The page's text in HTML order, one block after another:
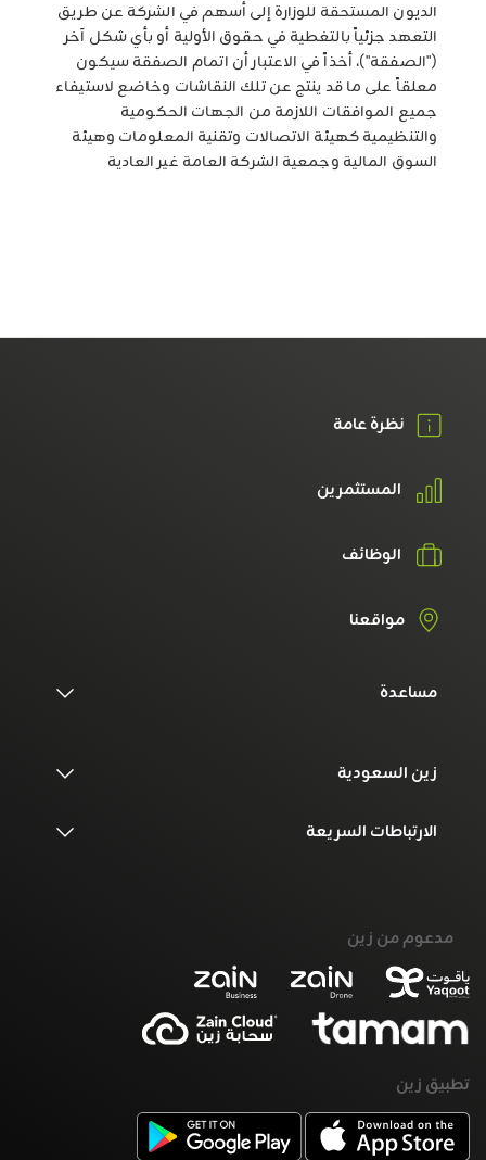
الديون المستحقة للوزارة إلى أسهم في الشركة عن طريق
التعهد جزئياً بالتغطية في حقوق الأولية أو بأي شكل آخر
("الصفقة")، أخذاً في الاعتبار أن اتمام الصفقة سيكون
معلقاً على ما قد ينتج عن تلك النقاشات وخاضع لاستيفاء
جميع الموافقات اللازمة من الجهات الحكومية
والتنظيمية كهيئة الاتصالات وتقنية المعلومات وهيئة
السوق المالية وجمعية الشركة العامة غير العادية
نظرة عامة
المستثمرين
الوظائف
مواقعنا
مساعدة
زين السعودية
الارتباطات السريعة
مدعوم من زين
تطبيق زين